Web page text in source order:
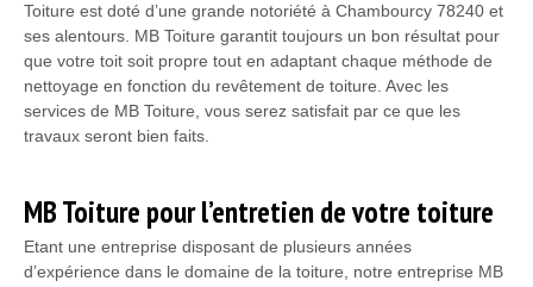
Toiture est doté d’une grande notoriété à Chambourcy 78240 et
ses alentours. MB Toiture garantit toujours un bon résultat pour
que votre toit soit propre tout en adaptant chaque méthode de
nettoyage en fonction du revêtement de toiture. Avec les
services de MB Toiture, vous serez satisfait par ce que les
travaux seront bien faits.
MB Toiture pour l’entretien de votre toiture
Etant une entreprise disposant de plusieurs années
d’expérience dans le domaine de la toiture, notre entreprise MB